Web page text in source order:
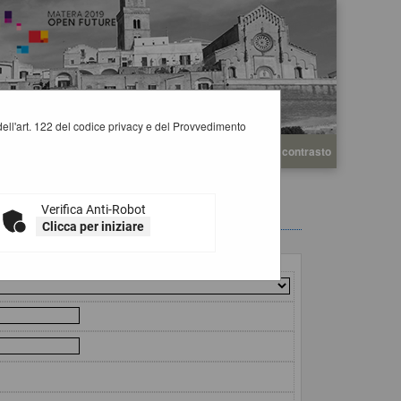
Alto contrasto
122 del codice privacy e del Provvedimento
Verifica Anti-Robot
Clicca per iniziare